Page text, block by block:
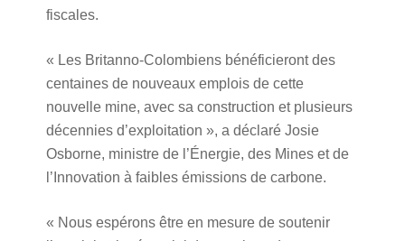
fiscales.
« Les Britanno-Colombiens bénéficieront des
centaines de nouveaux emplois de cette
nouvelle mine, avec sa construction et plusieurs
décennies d’exploitation », a déclaré Josie
Osborne, ministre de l’Énergie, des Mines et de
l’Innovation à faibles émissions de carbone.
« Nous espérons être en mesure de soutenir